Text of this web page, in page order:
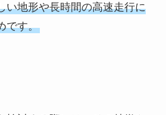
い地形や長時間の高速走行に
です。